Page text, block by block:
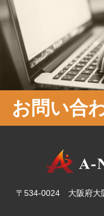
お問い合
〒534-0024 大阪府大